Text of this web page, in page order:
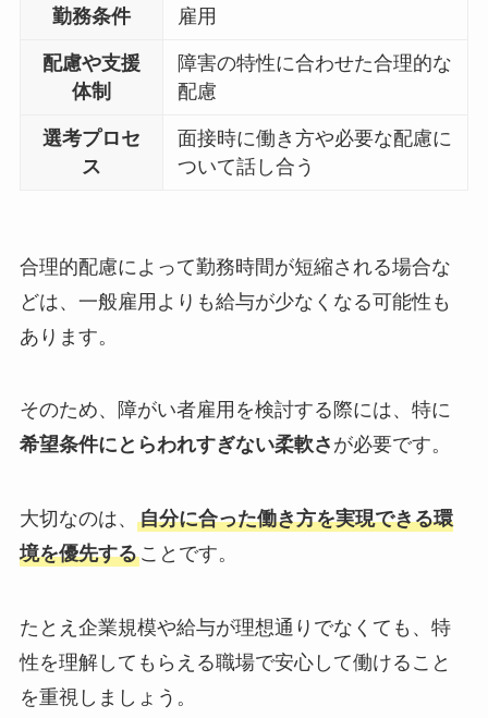
勤務条件
雇用
配慮や支援
体制
障害の特性に合わせた合理的な
配慮
選考プロセ
ス
面接時に働き方や必要な配慮に
ついて話し合う
合理的配慮によって勤務時間が短縮される場合な
どは、一般雇用よりも給与が少なくなる可能性も
あります。
そのため、障がい者雇用を検討する際には、特に
希望条件にとらわれすぎない柔軟さ が必要です。
大切なのは、 自分に合った働き方を実現できる環
境を優先することです。
たとえ企業規模や給与が理想通りでなくても、特
性を理解してもらえる職場で安心して働けること
を重視しましょう。